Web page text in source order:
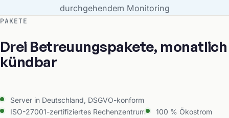
durchgehendem Monitoring
PAKETE
Drei Betreuungspakete, monatlich
kündbar
Server in Deutschland, DSGVO-konform
ISO-27001-zertifiziertes Rechenzentrum
100 % Ökostrom